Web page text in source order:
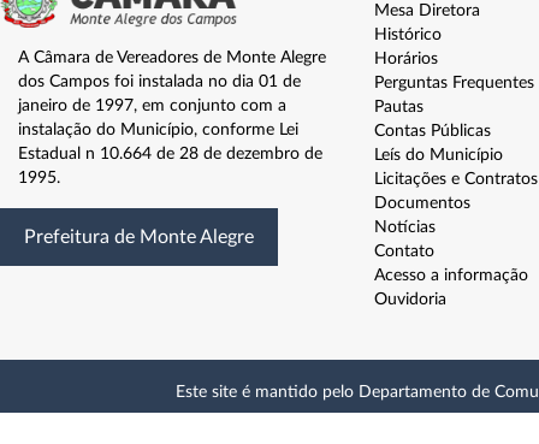
A Câmara de Vereadores de Monte Alegre
dos Campos foi instalada no dia 01 de
janeiro de 1997, em conjunto com a
instalação do Município, conforme Lei
Estadual n 10.664 de 28 de dezembro de
1995.
Prefeitura de Monte Alegre
Mesa Diretora
Histórico
Horários
Perguntas Frequentes
Pautas
Contas Públicas
Leís do Município
Licitações e Contratos
Documentos
Notícias
Contato
Acesso a informação
Ouvidoria
Este site é mantido pelo Departamento de